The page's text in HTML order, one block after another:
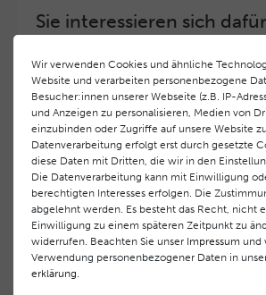
Sie interessieren sich
COSMETIC Partner und
werden?
Hohe Servicequalität und ein exzellentes
haben bei
THALGO COSMETIC oberste
Anspruchsvollen Endverbrauchern
hohes Qualitätsniveau und gleichzeitig
überdurchschnittliche Behandlungs- und
gewährleisten. Deshalb haben wir ein
Vertriebssystem eingeführt. THALGO
werden auf diese Weise wirtschaftlich
während Endverbrauchern eine stets
Dienstleistungsqualität und ein
Behandlungsprogramm geboten wird.
Wir verwenden Cookies und ähnliche
Website und verarbeiten personenbezogene
Besucher:innen unserer Webseite (z.B. IP-
und Anzeigen zu personalisieren, Medien von
einzubinden oder Zugriffe auf unsere Website
Datenverarbeitung erfolgt erst durch gesetzte
diese Daten mit Dritten, die wir in den
Die Datenverarbeitung kann mit Einwilligung
berechtigten Interesses erfolgen. Die
abgelehnt werden. Es besteht das Recht, nicht
Einwilligung zu einem späteren Zeitpunkt zu
widerrufen. Beachten Sie unser Impressum und
Verwendung personenbezogener Daten in
erklärung